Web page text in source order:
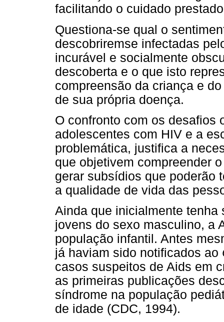
facilitando o cuidado
Questiona-se qual o
descobriremse infectadas
incurável e socialmente
descoberta e o que isto
compreensão da criança e
de sua própria doença.
O confronto com os desafios
adolescentes com HIV e a
problemática, justifica a
que objetivem compreender
gerar subsídios que poderão
a qualidade de vida das
Ainda que inicialmente
jovens do sexo masculino, a
população infantil. Antes
já haviam sido notificados ao
casos suspeitos de Aids em
as primeiras publicações
síndrome na população
de idade (CDC, 1994).